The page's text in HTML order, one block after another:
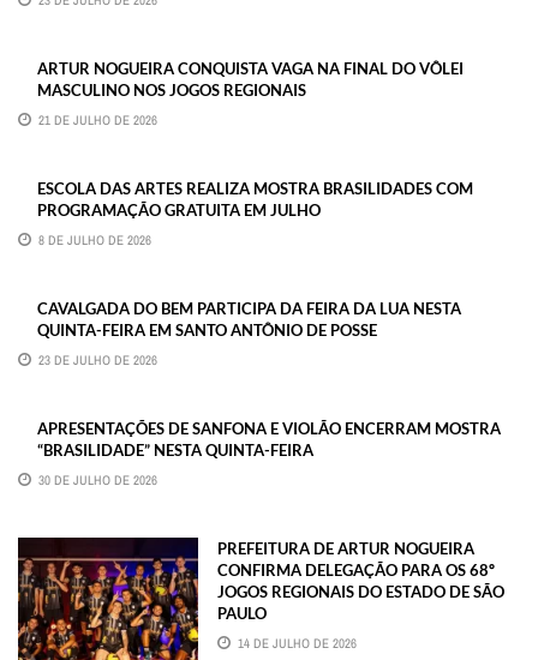
ARTUR NOGUEIRA CONQUISTA VAGA NA FINAL DO VÔLEI
MASCULINO NOS JOGOS REGIONAIS
21 DE JULHO DE 2026
ESCOLA DAS ARTES REALIZA MOSTRA BRASILIDADES COM
PROGRAMAÇÃO GRATUITA EM JULHO
8 DE JULHO DE 2026
CAVALGADA DO BEM PARTICIPA DA FEIRA DA LUA NESTA
QUINTA-FEIRA EM SANTO ANTÔNIO DE POSSE
23 DE JULHO DE 2026
APRESENTAÇÕES DE SANFONA E VIOLÃO ENCERRAM MOSTRA
“BRASILIDADE” NESTA QUINTA-FEIRA
30 DE JULHO DE 2026
PREFEITURA DE ARTUR NOGUEIRA
CONFIRMA DELEGAÇÃO PARA OS 68º
JOGOS REGIONAIS DO ESTADO DE SÃO
PAULO
14 DE JULHO DE 2026